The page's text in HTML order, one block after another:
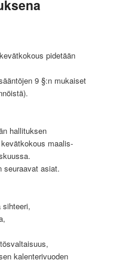
pidetään
9 §:n mukaiset
hallituksen
maalis-
seuraavat asiat.
sihteeri,
kalenterivuoden